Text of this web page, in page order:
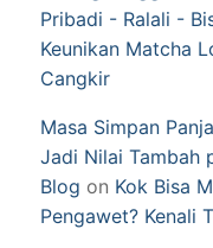
Pribadi - Ralali -
Keunikan Matcha
Cangkir
Masa Simpan
Jadi Nilai Tambah
Blog on Kok Bisa
Pengawet? Kenali